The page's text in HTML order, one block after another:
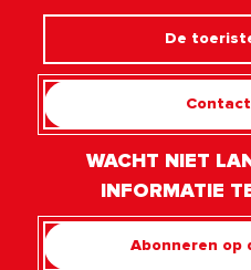
De
WACHT NIET
INFORMATIE
Abonneren op